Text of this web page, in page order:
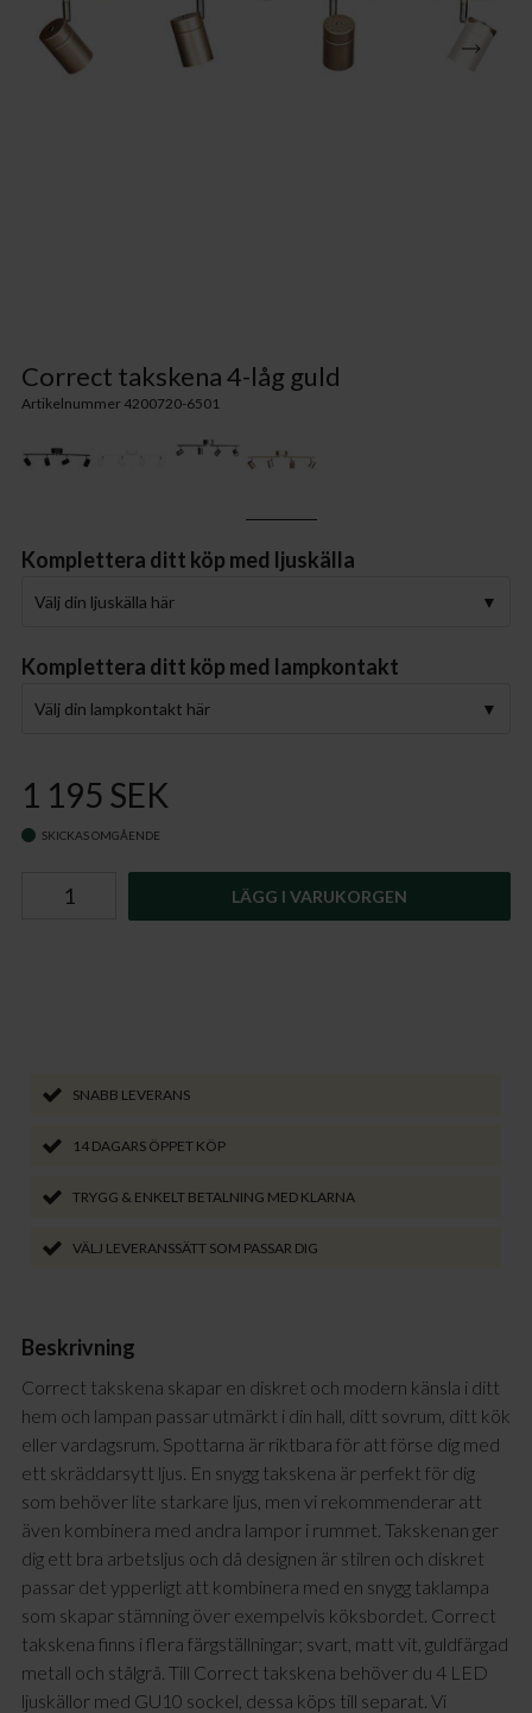
Correct takskena 4-låg guld
Artikelnummer 4200720-6501
Komplettera ditt köp med ljuskälla
Välj din ljuskälla här
Komplettera ditt köp med lampkontakt
Välj din lampkontakt här
1 195 SEK
SKICKAS OMGÅENDE
LÄGG I VARUKORGEN
SNABB LEVERANS
14 DAGARS ÖPPET KÖP
TRYGG & ENKELT BETALNING MED KLARNA
VÄLJ LEVERANSSÄTT SOM PASSAR DIG
Beskrivning
Correct takskena skapar en diskret och modern känsla i ditt
hem och lampan passar utmärkt i din hall, ditt sovrum, ditt kök
eller vardagsrum. Spottarna är riktbara för att förse dig med
ett skräddarsytt ljus. En snygg takskena är perfekt för dig
som behöver lite starkare ljus, men vi rekommenderar att
även kombinera med andra lampor i rummet. Takskenan ger
dig ett bra arbetsljus och då designen är stilren och diskret
passar det ypperligt att kombinera med en snygg taklampa
som skapar stämning över exempelvis köksbordet. Correct
takskena finns i flera färgställningar; svart, matt vit, guldfärgad
metall och stålgrå. Till Correct takskena behöver du 4 LED
ljuskällor med GU10 sockel, dessa köps till separat. Vi